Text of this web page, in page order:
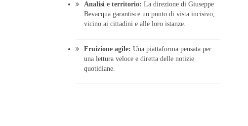
Analisi e territorio: La direzione di Giuseppe
Bevacqua garantisce un punto di vista incisivo,
vicino ai cittadini e alle loro istanze.
Fruizione agile: Una piattaforma pensata per
una lettura veloce e diretta delle notizie
quotidiane.